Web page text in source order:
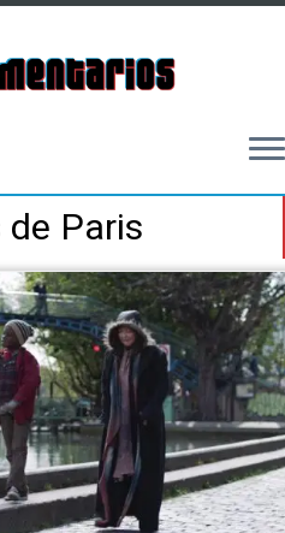
de Paris